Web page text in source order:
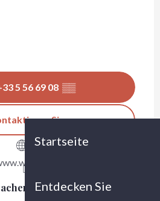
Startseite
Entdecken Sie
5 56 69 08 ▒▒
Sie uns